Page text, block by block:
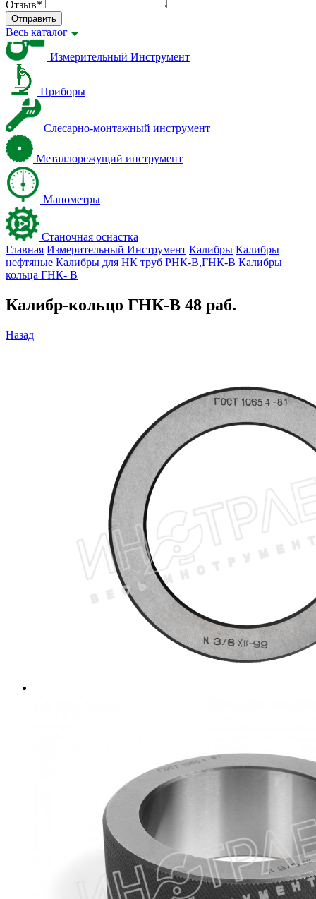
Отзыв*
Отправить
Весь каталог
Измерительный Инструмент
Приборы
Слесарно-монтажный инструмент
Металлорежущий инструмент
Манометры
Станочная оснастка
Главная Измерительный Инструмент Калибры Калибры
нефтяные Калибры для НК труб РНК-В,ГНК-В Калибры
кольца ГНК- В
Калибр-кольцо ГНК-В 48 раб.
Назад